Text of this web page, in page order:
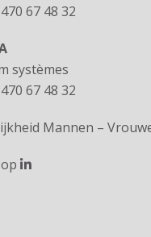
67 48 32
systèmes
67 48 32
Mannen –
op